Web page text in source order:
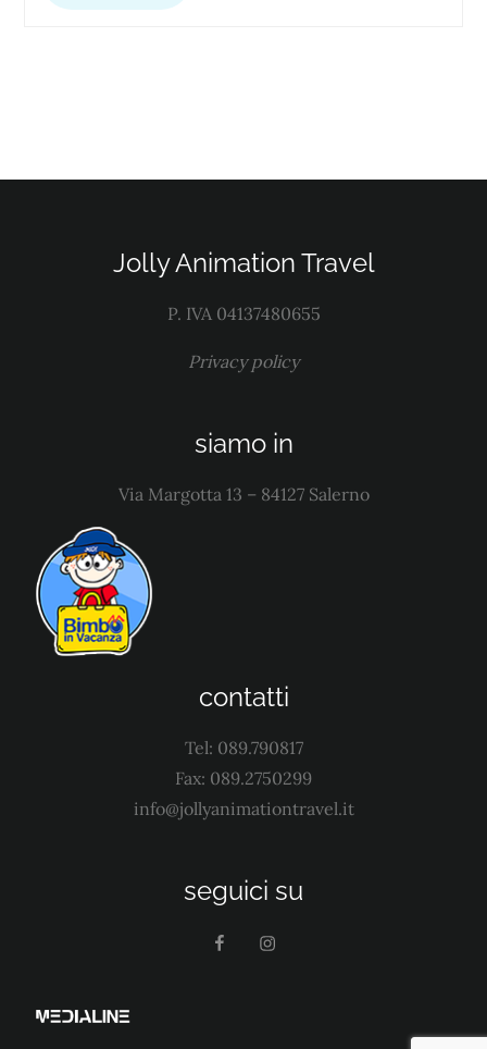
Jolly Animation Travel
P. IVA 04137480655
Privacy policy
siamo in
Via Margotta 13 – 84127 Salerno
contatti
Tel: 089.790817
Fax: 089.2750299
info@jollyanimationtravel.it
seguici su